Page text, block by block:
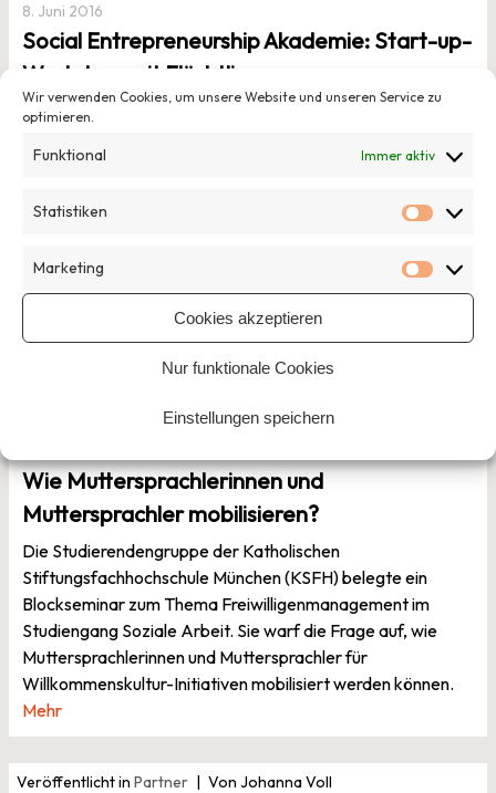
Wir verwenden Cookies, um unsere Website und unseren Service zu
optimieren.
Funktional Immer aktiv
Statistiken
Marketing
Cookies akzeptieren
Nur funktionale Cookies
Einstellungen speichern
8. Juni 2016
Social Entrepreneurship Akademie: Start-up-
Workshop mit Flüchtlingen
Oliver Beckmann bietet an der SEA regelmäßig Workshops
den Teilnehmenden der Session wollte er wissen, wie Social
Geflüchteten auf die Beine stellen können.
Wie Muttersprachlerinnen und
Muttersprachler mobilisieren?
Die Studierendengruppe der Katholischen
Stiftungsfachhochschule München (KSFH) belegte ein
Blockseminar zum Thema Freiwilligenmanagement im
Studiengang Soziale Arbeit. Sie warf die Frage auf, wie
Muttersprachlerinnen und Muttersprachler für
Willkommenskultur-Initiativen mobilisiert werden können.
Mehr
Veröffentlicht in Partner Von Johanna Voll